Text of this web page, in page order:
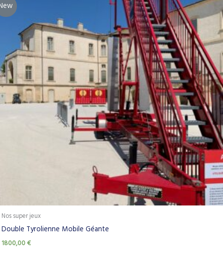
Nos super jeux
Double Tyrolienne Mobile Géante
1800,00€